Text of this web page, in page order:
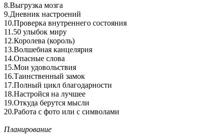
8.Выгрузка мозга
9.Дневник настроений
10.Проверка внутреннего состояния
11.50 улыбок миру
12.Королева (король)
13.Волшебная канцелярия
14.Опасные слова
15.Мои удовольствия
16.Таинственный замок
17.Полный цикл благодарности
18.Настройся на лучшее
19.Откуда берутся мысли
20.Работа с фото или с символами
Планирование